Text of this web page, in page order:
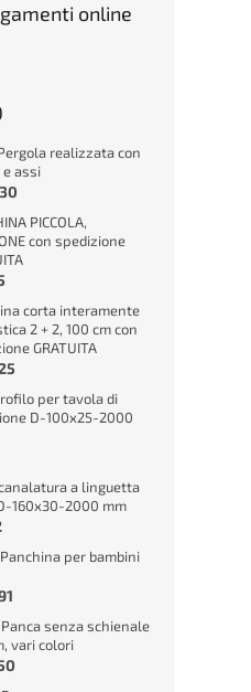
online
realizzata con
assi
PICCOLA,
con spedizione
corta interamente
2 + 2, 100 cm con
GRATUITA
per tavola di
D-100x25-2000
a linguetta
160x30-2000 mm
per bambini
senza schienale
vari colori